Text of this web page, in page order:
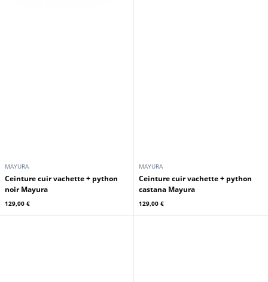
MAYURA
Ceinture cuir vachette + python
noir Mayura
129,00 €
MAYURA
Ceinture cuir vachette + python
castana Mayura
129,00 €